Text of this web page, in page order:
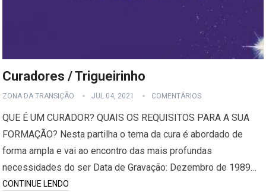
Curadores / Trigueirinho
ZONA DA TRANSIÇÃO JUL 04, 2021 COMENTÁRIOS
QUE É UM CURADOR? QUAIS OS REQUISITOS PARA A SUA
FORMAÇÃO? Nesta partilha o tema da cura é abordado de
forma ampla e vai ao encontro das mais profundas
necessidades do ser Data de Gravação: Dezembro de 1989…
CONTINUE LENDO